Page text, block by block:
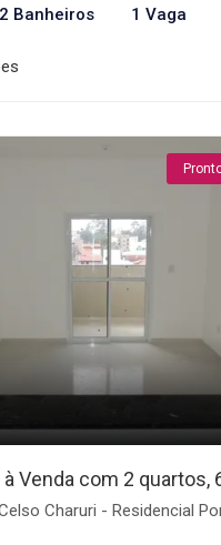
2 Banheiros 1 Vaga
Venda com 2 quartos,
- Residencial Portal da